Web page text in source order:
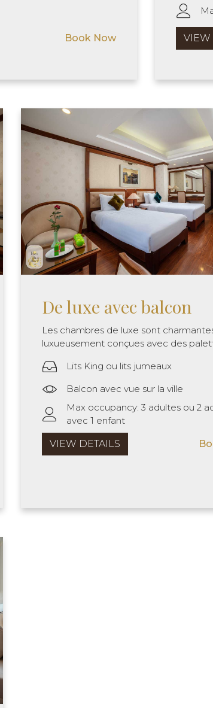
Book Now VIEW
De luxe avec balcon
Les chambres de luxe sont
luxueusement conçues avec des
Lits King ou lits jumeaux
Balcon avec vue sur la ville
Max occupancy: 3 adultes ou 2
avec 1 enfant
VIEW DETAILS